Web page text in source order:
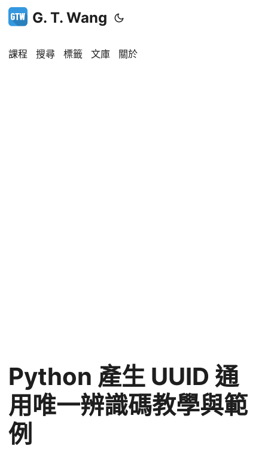
G. T. Wang
課程 搜尋 標籤 文庫 關於
Python 產生 UUID 通
用唯一辨識碼教學與範
例